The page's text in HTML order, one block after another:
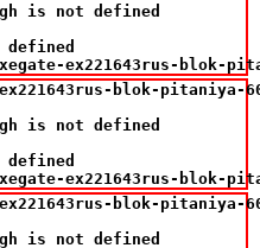
is not defined
ex221643rus-blok-
blok-pitaniya-
is not defined
ex221643rus-blok-
blok-pitaniya-
is not defined